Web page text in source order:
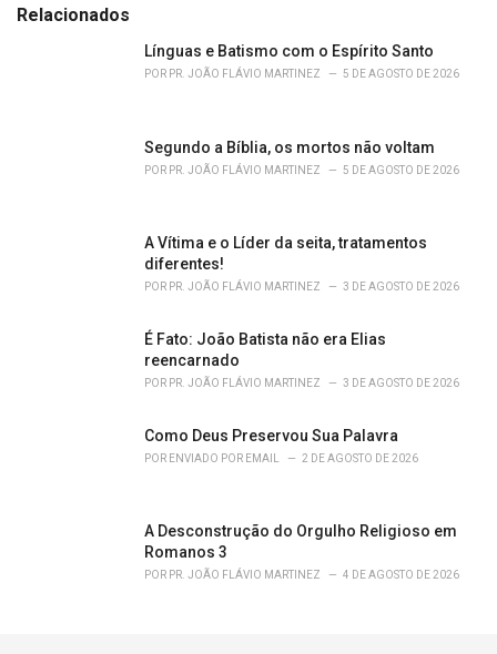
e
Relacionados
Línguas e Batismo com o Espírito Santo
POR PR. JOÃO FLÁVIO MARTINEZ 5 DE AGOSTO DE 2026
Segundo a Bíblia, os mortos não voltam
POR PR. JOÃO FLÁVIO MARTINEZ 5 DE AGOSTO DE 2026
A Vítima e o Líder da seita, tratamentos
diferentes!
POR PR. JOÃO FLÁVIO MARTINEZ 3 DE AGOSTO DE 2026
É Fato: João Batista não era Elias
reencarnado
POR PR. JOÃO FLÁVIO MARTINEZ 3 DE AGOSTO DE 2026
Como Deus Preservou Sua Palavra
POR ENVIADO POR EMAIL 2 DE AGOSTO DE 2026
A Desconstrução do Orgulho Religioso em
Romanos 3
POR PR. JOÃO FLÁVIO MARTINEZ 4 DE AGOSTO DE 2026